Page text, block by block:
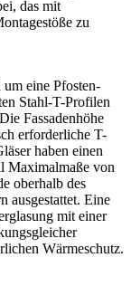
das mit
zu
um eine Pfosten-
Stahl-T-Profilen
Fassadenhöhe
erforderliche T-
haben einen
Maximalmaße von
oberhalb des
ausgestattet. Eine
mit einer
Wärmeschutz.